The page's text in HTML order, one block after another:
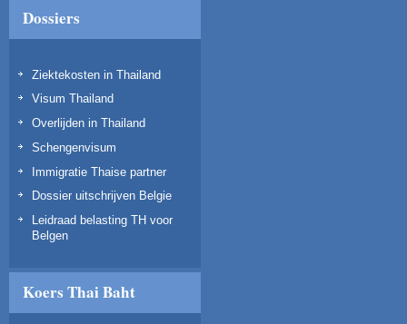
Dossiers
Ziektekosten in Thailand
Visum Thailand
Overlijden in Thailand
Schengenvisum
Immigratie Thaise partner
Dossier uitschrijven Belgie
Leidraad belasting TH voor
Belgen
Koers Thai Baht